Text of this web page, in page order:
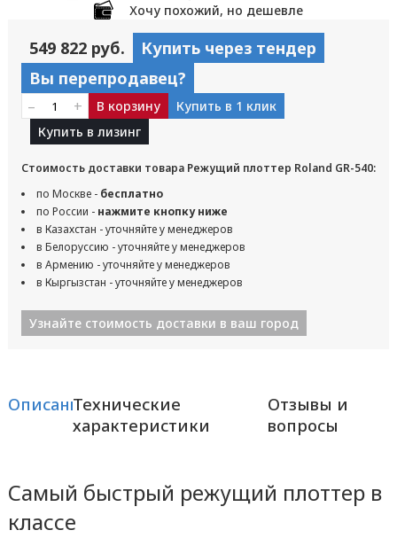
Хочу похожий, но дешевле
549 822 руб.
Купить через тендер
Вы перепродавец?
– + В корзину
Купить в 1 клик
Купить в лизинг
Стоимость доставки товара Режущий плоттер Roland GR-540:
по Москве - бесплатно
по России - нажмите кнопку ниже
в Казахстан - уточняйте у менеджеров
в Белоруссию - уточняйте у менеджеров
в Армению - уточняйте у менеджеров
в Кыргызстан - уточняйте у менеджеров
Узнайте стоимость доставки в ваш город
ОписаниеТехнические
характеристики
Отзывы и
вопросы
Самый быстрый режущий плоттер в
классе